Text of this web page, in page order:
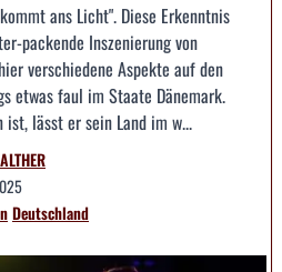
ans Licht". Diese Erkenntnis
packende Inszenierung von
verschiedene Aspekte auf den
etwas faul im Staate Dänemark.
lässt er sein Land im w...
Deutschland